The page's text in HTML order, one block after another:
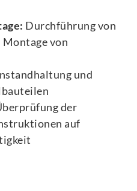
Durchführung von
von
und
der
auf